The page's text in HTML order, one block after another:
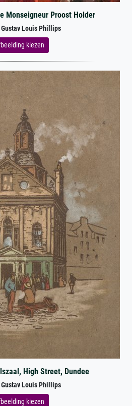
Monseigneur Proost Holder
Louis Phillips
kiezen
High Street, Dundee
Louis Phillips
kiezen